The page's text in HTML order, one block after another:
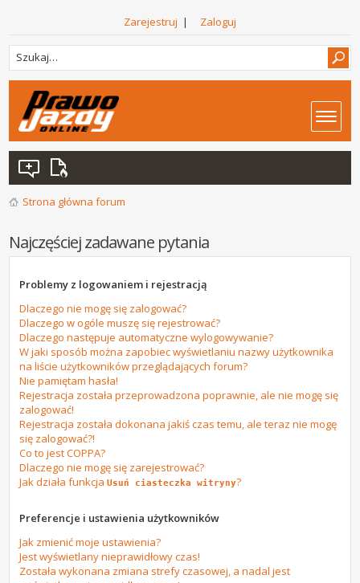
Zarejestruj | Zaloguj
Strona główna forum
Najczęściej zadawane pytania
Problemy z logowaniem i rejestracją
Dlaczego nie mogę się zalogować?
Dlaczego w ogóle muszę się rejestrować?
Dlaczego następuje automatyczne wylogowywanie?
W jaki sposób można zapobiec wyświetlaniu nazwy użytkownika
na liście użytkowników przeglądających forum?
Nie pamiętam hasła!
Rejestracja została przeprowadzona poprawnie, ale nie mogę się
zalogować!
Rejestracja została dokonana jakiś czas temu, ale teraz nie mogę
się zalogować?!
Co to jest COPPA?
Dlaczego nie mogę się zarejestrować?
Jak działa funkcjaUsuń ciasteczka witryny?
Preferencje i ustawienia użytkowników
Jak zmienić moje ustawienia?
Jest wyświetlany nieprawidłowy czas!
Została wykonana zmiana strefy czasowej, a nadal jest